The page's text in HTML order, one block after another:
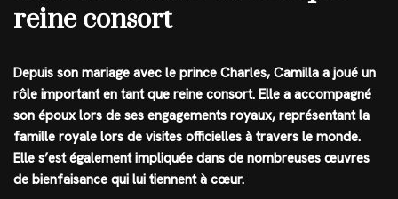
reine consort
Depuis son mariage avec le prince Charles, Camilla a joué un
rôle important en tant que reine consort. Elle a accompagné
son époux lors de ses engagements royaux, représentant la
famille royale lors de visites officielles à travers le monde.
Elle s’est également impliquée dans de nombreuses œuvres
de bienfaisance qui lui tiennent à cœur.